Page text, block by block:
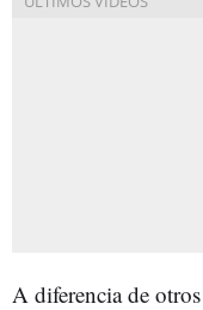
A diferencia de